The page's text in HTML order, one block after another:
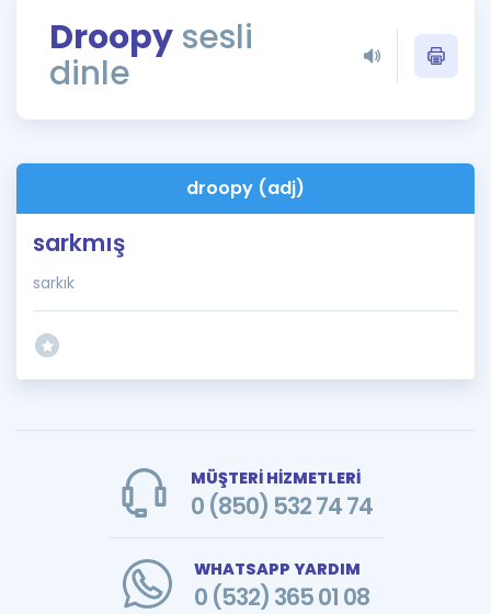
Rehberlik Aracı
ÖSYM Sınav Takvimi
İngilizce Gramer
Droopy sesli
dinle
droopy (adj)
sarkmış
sarkık
MÜŞTERİ HİZMETLERİ
0 (850) 532 74 74
WHATSAPP YARDIM
0 (532) 365 01 08